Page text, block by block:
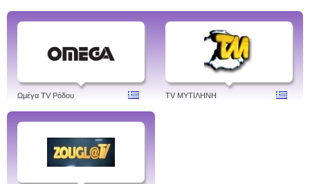
Ωμέγα TV Ρόδου TV ΜΥΤΙΛΗΝΗ